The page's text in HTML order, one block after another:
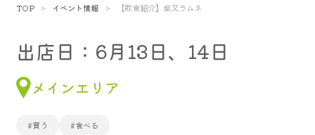
TOP イベント情報 【飲食紹介】柴又ラムネ
出店日：6月13日、14日
メインエリア
#買う #食べる